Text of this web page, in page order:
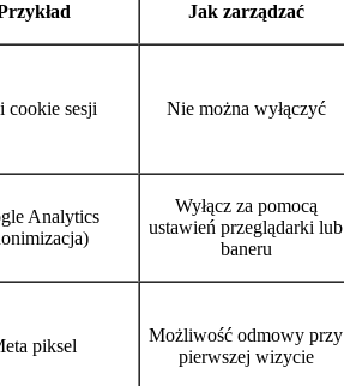
Jak zarządzać
cookie sesji Nie można wyłączyć
Analytics
Wyłącz za pomocą
ustawień przeglądarki lub
baneru
piksel
Możliwość odmowy przy
pierwszej wizycie